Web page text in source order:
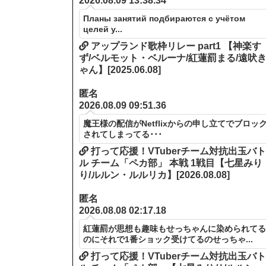
Планы занятий подбираются с учётом
целей у...
アップランド歌枠リレー part1 【神楽す
ず/ベルモット・ベルーナ/紅蓮罰まる/遠吠
ゃん】[2025.06.08]
匿名
2026.08.09 09:51.36
魔王様の配信がNetflixからの申し立てでブロッ
されてしまってる･･･
打って応援！VTuberチーム対抗出玉バト
ル チーム「ペカ部」 本戦 1戦目【七星みり
り/ルルン・ルルリカ】[2026.08.08]
匿名
2026.08.08 02:17.18
紅蓮罰が思想も趣味もせっちゃんに染められてる
のにそれで1番ショック受けてるのせっちゃ...
打って応援！VTuberチーム対抗出玉バト